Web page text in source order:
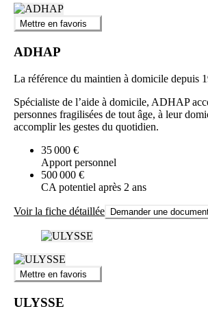
Mettre en favoris
ADHAP
La référence du maintien à domicile depuis
Spécialiste de l’aide à domicile, ADHAP
personnes fragilisées de tout âge, à leur
accomplir les gestes du quotidien.
35 000 €
Apport personnel
500 000 €
CA potentiel après 2 ans
Voir la fiche détaillée Demander une
Mettre en favoris
ULYSSE